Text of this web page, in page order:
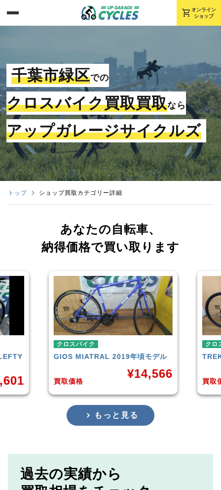
shopping_cart オンライン
ショップ
千葉市緑区での
クロスバイク買取買取なら
アップガレージサイクルズ
トップ ショップ買取カテゴリー詳細
あなたの自転車、
納得価格で買い取ります
クロスバイク
GIOS MIATRAL 2019年頃モデル
買取価格
¥14,566
クロ
買取
もっと見る
過去の実績から